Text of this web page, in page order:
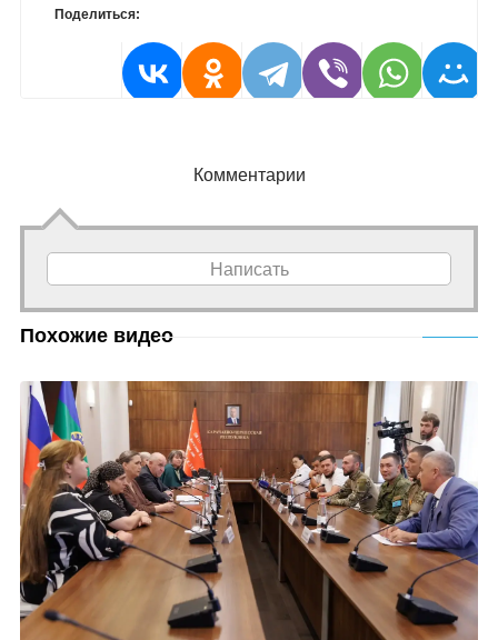
Поделиться:
Комментарии
Написать
Похожие видео